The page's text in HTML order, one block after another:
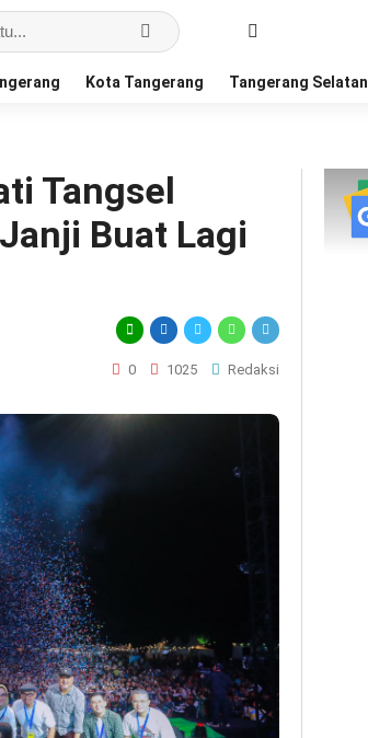
Kota Tangerang Tangerang Selatan
Tangsel
Buat Lagi
0 1025 Redaksi